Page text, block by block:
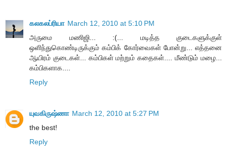
கலகலப்ரியா March 12, 2010 at 5:10 PM
அருமை மணிஜி... :(... மடித்த குடைகளுக்குள்
ஒளிந்துகொண்டிருக்கும் கம்பிக் கோர்வைகள் போன்று... எத்தனை
ஆயிரம் குடைகள்... கம்பிகள் மற்றும் கதைகள்.... மீண்டும் மழை...
கம்பிகளாக....
Reply
யுவகிருஷ்ணா March 12, 2010 at 5:27 PM
the best!
Reply